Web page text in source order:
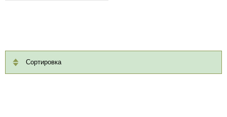
Сортировка